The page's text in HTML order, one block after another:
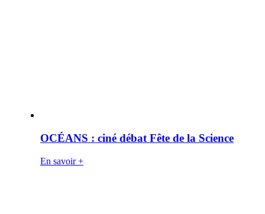
OCÉANS : ciné débat Fête de la Science
En savoir +